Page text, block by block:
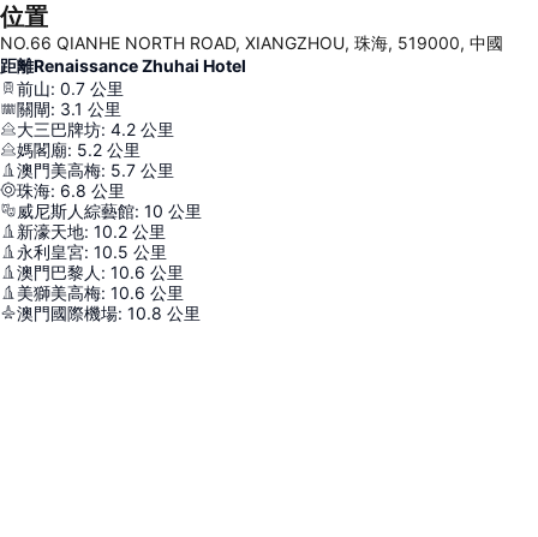
位置
NO.66 QIANHE NORTH ROAD, XIANGZHOU, 珠海, 519000, 中國
距離Renaissance Zhuhai Hotel
前山: 0.7 公里
關閘: 3.1 公里
大三巴牌坊: 4.2 公里
媽閣廟: 5.2 公里
澳門美高梅: 5.7 公里
珠海: 6.8 公里
威尼斯人綜藝館: 10 公里
新濠天地: 10.2 公里
永利皇宮: 10.5 公里
澳門巴黎人 : 10.6 公里
美獅美高梅: 10.6 公里
澳門國際機場: 10.8 公里